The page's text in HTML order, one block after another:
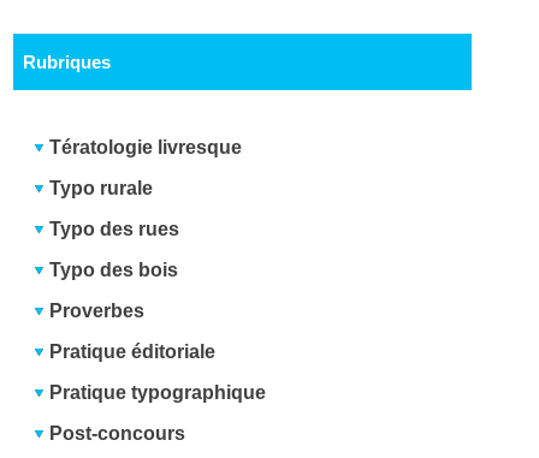
Rubriques
Tératologie livresque
Typo rurale
Typo des rues
Typo des bois
Proverbes
Pratique éditoriale
Pratique typographique
Post-concours